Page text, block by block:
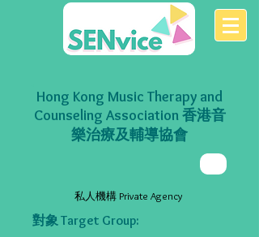
Hong Kong Music Therapy and
Counseling Association 香港音
樂治療及輔導協會
私人機構 Private Agency
對象 Target Group: